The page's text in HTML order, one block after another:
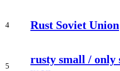
4 Rust Soviet Union
5
rusty small / only